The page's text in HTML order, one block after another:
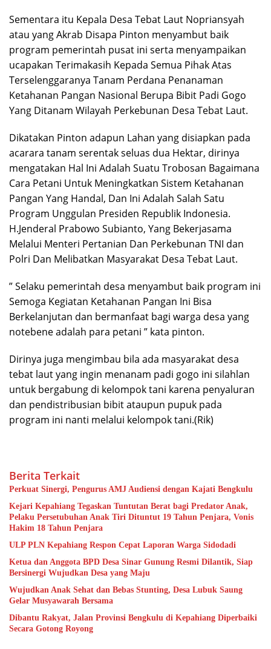
Sementara itu Kepala Desa Tebat Laut Nopriansyah
atau yang Akrab Disapa Pinton menyambut baik
program pemerintah pusat ini serta menyampaikan
ucapakan Terimakasih Kepada Semua Pihak Atas
Terselenggaranya Tanam Perdana Penanaman
Ketahanan Pangan Nasional Berupa Bibit Padi Gogo
Yang Ditanam Wilayah Perkebunan Desa Tebat Laut.
Dikatakan Pinton adapun Lahan yang disiapkan pada
acarara tanam serentak seluas dua Hektar, dirinya
mengatakan Hal Ini Adalah Suatu Trobosan Bagaimana
Cara Petani Untuk Meningkatkan Sistem Ketahanan
Pangan Yang Handal, Dan Ini Adalah Salah Satu
Program Unggulan Presiden Republik Indonesia.
H.Jenderal Prabowo Subianto, Yang Bekerjasama
Melalui Menteri Pertanian Dan Perkebunan TNI dan
Polri Dan Melibatkan Masyarakat Desa Tebat Laut.
” Selaku pemerintah desa menyambut baik program ini
Semoga Kegiatan Ketahanan Pangan Ini Bisa
Berkelanjutan dan bermanfaat bagi warga desa yang
notebene adalah para petani ” kata pinton.
Dirinya juga mengimbau bila ada masyarakat desa
tebat laut yang ingin menanam padi gogo ini silahlan
untuk bergabung di kelompok tani karena penyaluran
dan pendistribusian bibit ataupun pupuk pada
program ini nanti melalui kelompok tani.(Rik)
Berita Terkait
Perkuat Sinergi, Pengurus AMJ Audiensi dengan Kajati Bengkulu
Kejari Kepahiang Tegaskan Tuntutan Berat bagi Predator Anak,
Pelaku Persetubuhan Anak Tiri Dituntut 19 Tahun Penjara, Vonis
Hakim 18 Tahun Penjara
ULP PLN Kepahiang Respon Cepat Laporan Warga Sidodadi
Ketua dan Anggota BPD Desa Sinar Gunung Resmi Dilantik, Siap
Bersinergi Wujudkan Desa yang Maju
Wujudkan Anak Sehat dan Bebas Stunting, Desa Lubuk Saung
Gelar Musyawarah Bersama
Dibantu Rakyat, Jalan Provinsi Bengkulu di Kepahiang Diperbaiki
Secara Gotong Royong